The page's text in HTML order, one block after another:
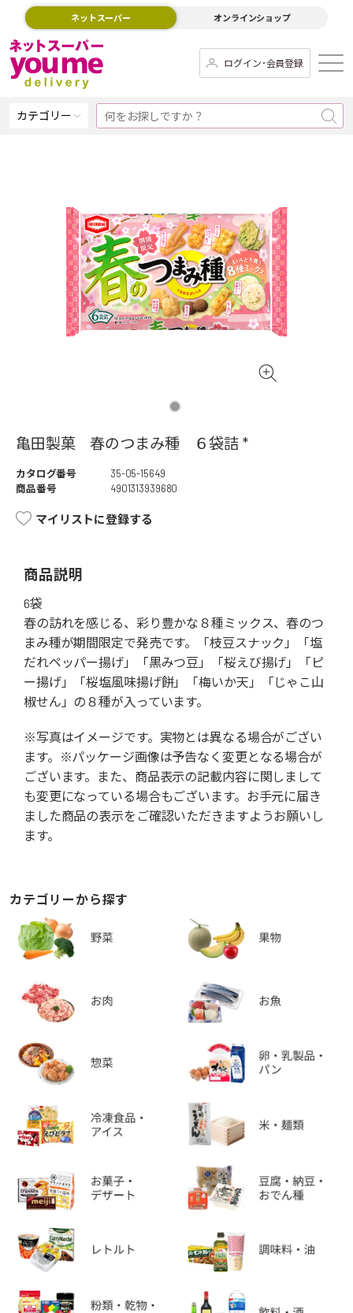
ネットスーパー オンラインショップ
ログイン･会員登録
カテゴリー
亀田製菓 春のつまみ種 ６袋詰 *
カタログ番号
35-05-15649
商品番号
4901313939680
マイリストに登録する
商品説明
6袋
春の訪れを感じる、彩り豊かな８種ミックス、春のつ
まみ種が期間限定で発売です。「枝豆スナック」「塩
だれペッパー揚げ」「黒みつ豆」「桜えび揚げ」「ピ
ー揚げ」「桜塩風味揚げ餅」「梅いか天」「じゃこ山
椒せん」の８種が入っています。
※写真はイメージです。実物とは異なる場合がござい
ます。※パッケージ画像は予告なく変更となる場合が
ございます。また、商品表示の記載内容に関しまして
も変更になっている場合もございます。お手元に届き
ました商品の表示をご確認いただきますようお願いし
ます。
カテゴリーから探す